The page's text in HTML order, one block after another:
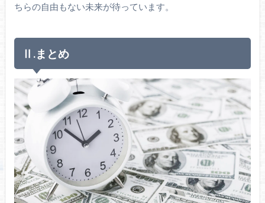
ちらの自由もない未来が待っています。
Ⅱ.まとめ